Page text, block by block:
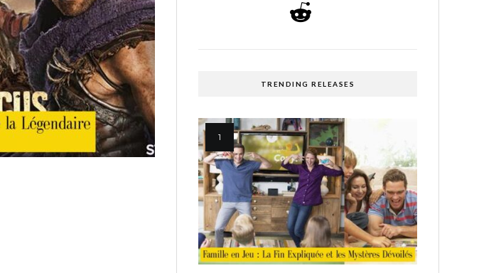
TRENDING RELEASES